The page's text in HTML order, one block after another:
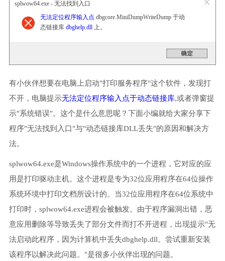
splwow64.exe - 无法找到入口
无法定位程序输入点 dbgcore.MiniDumpWriteDump 于动
态链接库 dbghelp.dll上。
有小伙伴想要在电脑上启动"打印服务程序"这个软件，发现打
不开，电脑提示无法定位程序输入点于动态链接库,或者弹窗提
示"系统错误"。这个是什么意思呢？下面小编就给大家分享下
程序"无法找到入口"与"动态链接库DLL丢失"的原因和解决方
法。
splwow64.exe是Windows操作系统中的一个进程，它对应的应
用是打印驱动主机。这个进程是专为32位应用程序在64位操作
系统环境中打印文档所设计的。当32位应用程序在64位系统中
打印时，splwow64.exe进程会被触发。由于程序漏洞出错，恶
意应用删除等导致丢失了部分文件而打不开进程，出现提示"无
法启动此程序，因为计算机中丢失dbghelp.dll。尝试重新安装
该程序以解决此问题。"是很多小伙伴出现的问题。